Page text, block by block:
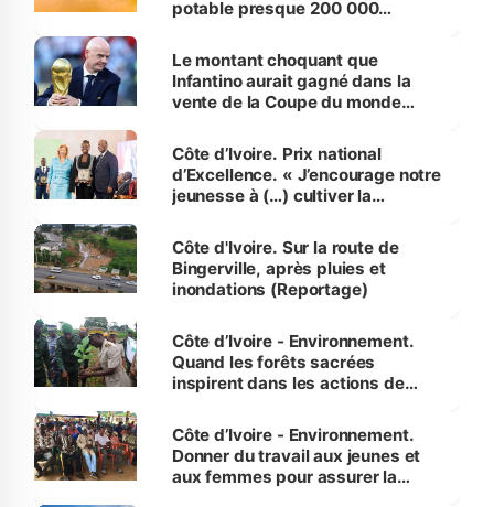
potable presque 200 000
Le montant choquant que
Infantino aurait gagné dans la
vente de la Coupe du monde
Côte d’Ivoire. Prix national
d’Excellence. « J’encourage notre
jeunesse à (…) cultiver la
(Alassane Ouattara
Côte d'Ivoire. Sur la route de
Bingerville, après pluies et
inondations (Reportage)
Côte d’Ivoire - Environnement.
Quand les forêts sacrées
inspirent dans les actions de
Côte d’Ivoire - Environnement.
Donner du travail aux jeunes et
aux femmes pour assurer la